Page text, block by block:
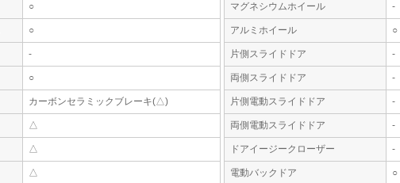
○
○
-
○
カーボンセラミックブレーキ(△)
△
△
△
マグネシウムホイール -
アルミホイール ○
片側スライドドア -
両側スライドドア -
片側電動スライドドア -
両側電動スライドドア -
ドアイージークローザー -
電動バックドア ○